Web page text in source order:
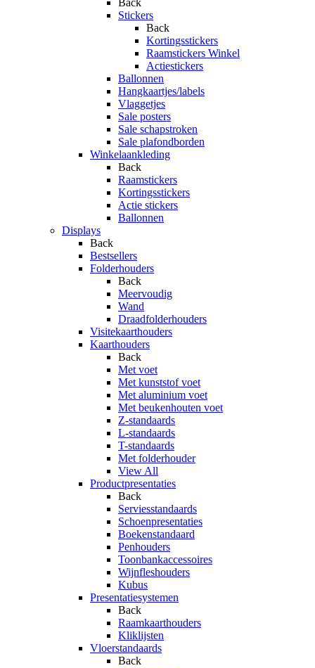
Back
Stickers
Back
Kortingsstickers
Raamstickers Winkel
Actiestickers
Ballonnen
Hangkaartjes/labels
Vlaggetjes
Sale posters
Sale schapstroken
Sale plafondborden
Winkelaankleding
Back
Raamstickers
Kortingsstickers
Actie stickers
Ballonnen
Displays
Back
Bestsellers
Folderhouders
Back
Meervoudig
Wand
Draadfolderhouders
Visitekaarthouders
Kaarthouders
Back
Met voet
Met kunststof voet
Met aluminium voet
Met beukenhouten voet
Z-standaards
L-standaards
T-standaards
Met folderhouder
View All
Productpresentaties
Back
Serviesstandaards
Schoenpresentaties
Boekenstandaard
Penhouders
Toonbankaccessoires
Wijnfleshouders
Kubus
Presentatiesystemen
Back
Raamkaarthouders
Kliklijsten
Vloerstandaards
Back